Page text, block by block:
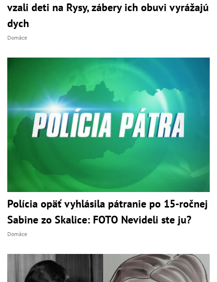
vzali deti na Rysy, zábery ich obuvi vyrážajú
dych
Domáce
Polícia opäť vyhlásila pátranie po 15-ročnej
Sabine zo Skalice: FOTO Nevideli ste ju?
Domáce